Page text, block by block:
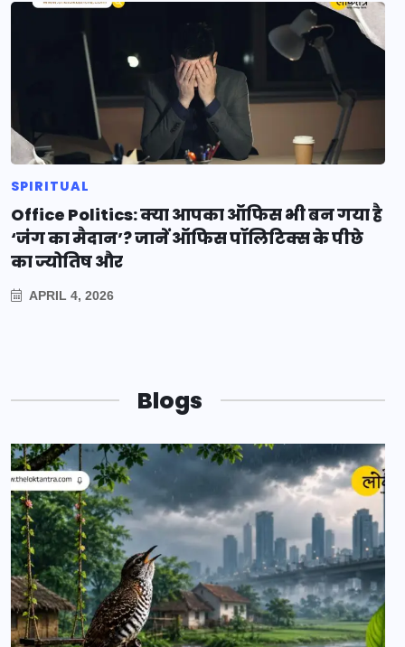
SPIRITUAL
Office Politics: क्या आपका ऑफिस भी बन गया है
‘जंग का मैदान’? जानें ऑफिस पॉलिटिक्स के पीछे
का ज्योतिष और
APRIL 4, 2026
Blogs